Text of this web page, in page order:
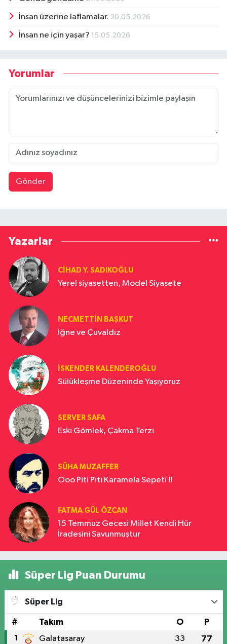
İnsan üzerine laflamalar. 20.05.2026
İnsan ne için yaşar? 15.05.2026
Yorumlar
Gönder
Yazarlar
CIHAD Y. SADIKOĞLU
Yerel siyasetten, Model Siyasete
NECMETTIN BAŞKUT
İğne ve Çuvaldız
İSKENDER KALENDEROĞLU
Sülükleşme Düzeninde Yaşıyoruz
SERVER SAFA
Eski Gömlek, Çakma Terzi
SÜHA MUZAFFER
Ooo Piti Piti Karamela Sepeti !!
FATMA GÜL ÖZCAN
15 Temmuz Gecesi Millet Kendi Hür
İradesini Savunmuştur
Süper Lig Puan Durumu
Süper Lig
# Takım O P
1 Galatasaray 33 77